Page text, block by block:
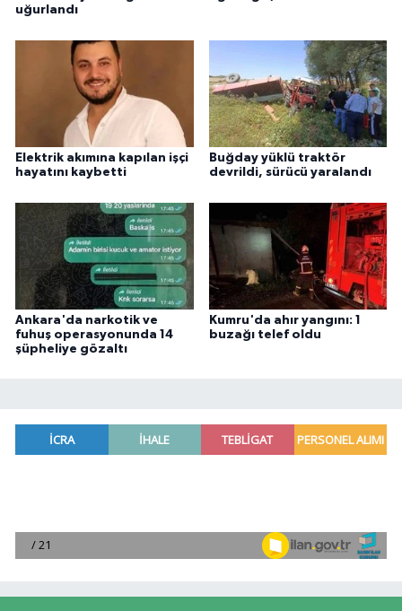
uğurlandı
Elektrik akımına kapılan işçi
hayatını kaybetti
Buğday yüklü traktör
devrildi, sürücü yaralandı
Ankara'da narkotik ve
fuhuş operasyonunda 14
şüpheliye gözaltı
Kumru'da ahır yangını: 1
buzağı telef oldu